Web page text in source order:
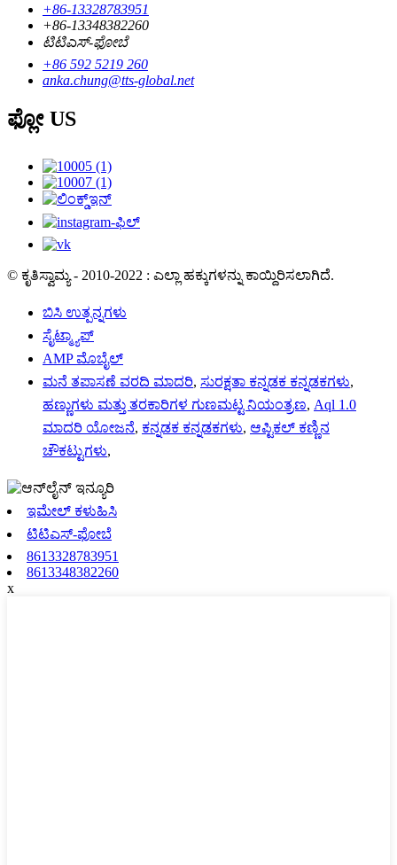
+86-13328783951
+86-13348382260
ಟಿಟಿಎಸ್-ಫೋಬೆ
+86 592 5219 260
anka.chung@tts-global.net
ಫ್ಲೋ US
© ಕೃತಿಸ್ವಾಮ್ಯ - 2010-2022 : ಎಲ್ಲಾ ಹಕ್ಕುಗಳನ್ನು ಕಾಯ್ದಿರಿಸಲಾಗಿದೆ.
ಬಿಸಿ ಉತ್ಪನ್ನಗಳು
ಸೈಟ್ಮ್ಯಾಪ್
AMP ಮೊಬೈಲ್
ಮನೆ ತಪಾಸಣೆ ವರದಿ ಮಾದರಿ, ಸುರಕ್ಷತಾ ಕನ್ನಡಕ ಕನ್ನಡಕಗಳು,
ಹಣ್ಣುಗಳು ಮತ್ತು ತರಕಾರಿಗಳ ಗುಣಮಟ್ಟ ನಿಯಂತ್ರಣ, Aql 1.0
ಮಾದರಿ ಯೋಜನೆ, ಕನ್ನಡಕ ಕನ್ನಡಕಗಳು, ಆಪ್ಟಿಕಲ್ ಕಣ್ಣಿನ
ಚೌಕಟ್ಟುಗಳು,
ಇಮೇಲ್ ಕಳುಹಿಸಿ
ಟಿಟಿಎಸ್-ಫೋಬೆ
8613328783951
8613348382260
x